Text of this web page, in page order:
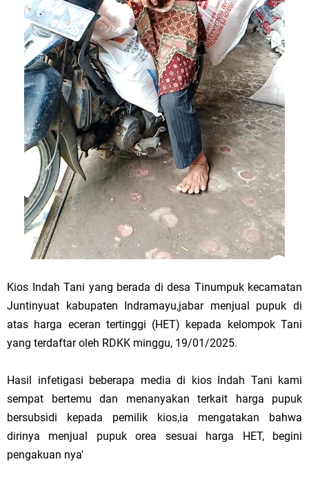
Kios Indah Tani yang berada di desa Tinumpuk kecamatan
Juntinyuat kabupaten Indramayu,jabar menjual pupuk di
atas harga eceran tertinggi (HET) kepada kelompok Tani
yang terdaftar oleh RDKK minggu, 19/01/2025.
Hasil infetigasi beberapa media di kios Indah Tani kami
sempat bertemu dan menanyakan terkait harga pupuk
bersubsidi kepada pemilik kios,ia mengatakan bahwa
dirinya menjual pupuk orea sesuai harga HET, begini
pengakuan nya'